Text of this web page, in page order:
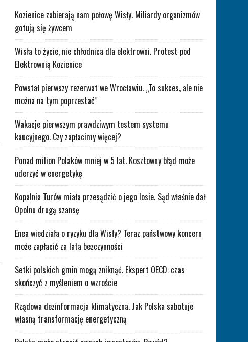
Kozienice zabierają nam połowę Wisły. Miliardy organizmów
gotują się żywcem
Wisła to życie, nie chłodnica dla elektrowni. Protest pod
Elektrownią Kozienice
Powstał pierwszy rezerwat we Wrocławiu. „To sukces, ale nie
można na tym poprzestać”
Wakacje pierwszym prawdziwym testem systemu
kaucyjnego. Czy zapłacimy więcej?
Ponad milion Polaków mniej w 5 lat. Kosztowny błąd może
uderzyć w energetykę
Kopalnia Turów miała przesądzić o jego losie. Sąd właśnie dał
Opolnu drugą szansę
Enea wiedziała o ryzyku dla Wisły? Teraz państwowy koncern
może zapłacić za lata bezczynności
Setki polskich gmin mogą zniknąć. Ekspert OECD: czas
skończyć z myśleniem o wzroście
Rządowa dezinformacja klimatyczna. Jak Polska sabotuje
własną transformację energetyczną